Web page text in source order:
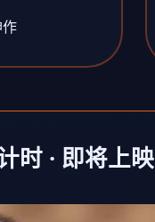
时 · 即将上映